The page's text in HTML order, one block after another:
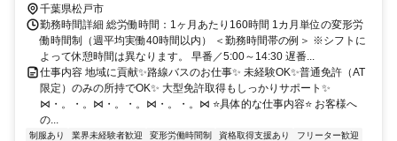
千葉県松戸市
勤務時間詳細 総労働時間：1ヶ月あたり160時間 1カ月単位の変形労
働時間制（週平均実働40時間以内） ＜勤務時間帯の例＞ ※シフトに
よって休憩時間は異なります。 早番／5:00～14:30 遅番...
仕事内容 地域に貢献✨路線バスのお仕事✨ 未経験OK✨普通免許（AT
限定）のみの所持でOK✨ 大型免許取得もしっかりサポート✨
⋈・。・。⋈・。・。⋈・。・。⋈ ⭐具体的な仕事内容⭐ お客様へ
の...
制服あり 業界未経験者歓迎 変形労働時間制 資格取得支援あり
フリーター歓迎